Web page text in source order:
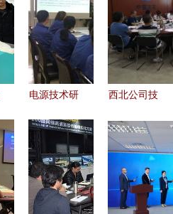
电源技术研
术交流会深
度激发技术
创新活力
西北公司技
都开展技术
交流与观摩
活动